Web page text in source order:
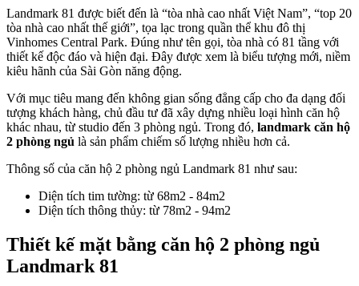
Landmark 81 được biết đến là “tòa nhà cao nhất Việt Nam”, “top 20
tòa nhà cao nhất thế giới”, tọa lạc trong quần thể khu đô thị
Vinhomes Central Park. Đúng như tên gọi, tòa nhà có 81 tầng với
thiết kế độc đáo và hiện đại. Đây được xem là biểu tượng mới, niềm
kiêu hãnh của Sài Gòn năng động.
Với mục tiêu mang đến không gian sống đẳng cấp cho đa dạng đối
tượng khách hàng, chủ đầu tư đã xây dựng nhiều loại hình căn hộ
khác nhau, từ studio đến 3 phòng ngủ. Trong đó, landmark căn hộ
2 phòng ngủ là sản phẩm chiếm số lượng nhiều hơn cả.
Thông số của căn hộ 2 phòng ngủ Landmark 81 như sau:
Diện tích tim tường: từ 68m2 - 84m2
Diện tích thông thủy: từ 78m2 - 94m2
Thiết kế mặt bằng căn hộ 2 phòng ngủ
Landmark 81